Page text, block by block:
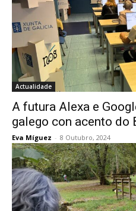
Actualidade
A futura Alexa e
galego con acento do
Eva Míguez - 8 Outubro, 2024